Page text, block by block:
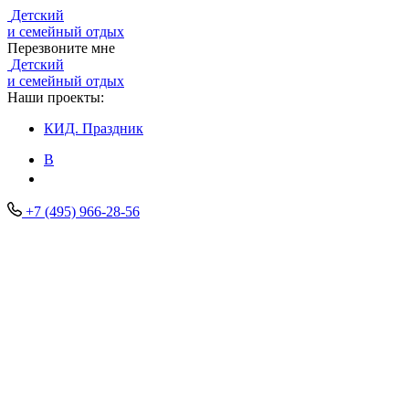
Детский
и семейный отдых
Перезвоните мне
Детский
и семейный отдых
Наши проекты:
КИД. Праздник
В
+7 (495) 966-28-56